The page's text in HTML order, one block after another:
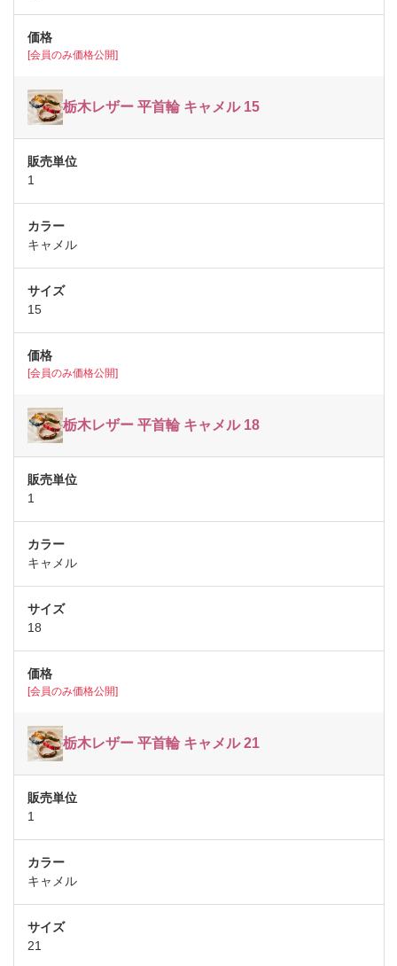
[会員のみ価格公開]
栃木レザー 平首輪 キャメル 15
1
キャメル
15
[会員のみ価格公開]
栃木レザー 平首輪 キャメル 18
1
キャメル
18
[会員のみ価格公開]
栃木レザー 平首輪 キャメル 21
1
キャメル
21